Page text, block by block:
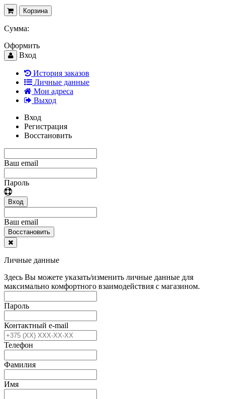
Корзина
Сумма:
Оформить
Вход
История заказов
Личные данные
Мои адреса
Выход
Вход
Регистрация
Восстановить
Ваш email
Пароль
Вход
Ваш email
Воcстановить
Личные данные
Здесь Вы можете указать/изменить личные данные для
максимально комфортного взаимодействия с магазином.
Пароль
Контактный e-mail
Телефон
Фамилия
Имя